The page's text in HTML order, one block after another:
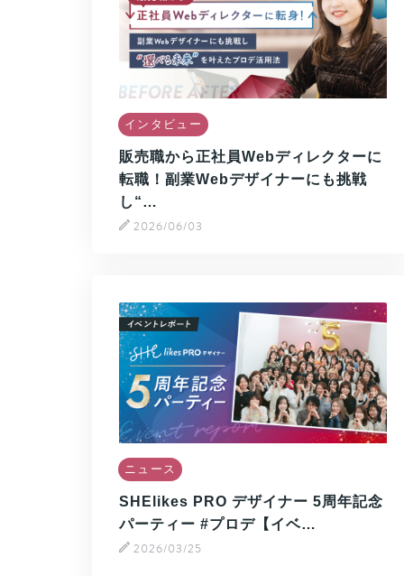
インタビュー
販売職から正社員Webディレクターに
転職！副業Webデザイナーにも挑戦
し“…
2026/06/03
ニュース
SHElikes PRO デザイナー 5周年記念
パーティー #プロデ【イベ…
2026/03/25